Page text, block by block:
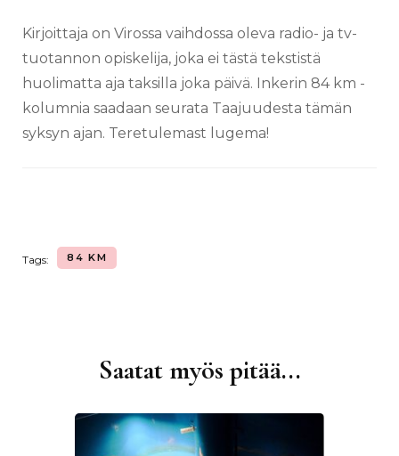
Kirjoittaja on Virossa vaihdossa oleva radio- ja tv-
tuotannon opiskelija, joka ei tästä tekstistä
huolimatta aja taksilla joka päivä. Inkerin 84 km -
kolumnia saadaan seurata Taajuudesta tämän
syksyn ajan. Teretulemast lugema!
Tags: 84 KM
Saatat myös pitää...